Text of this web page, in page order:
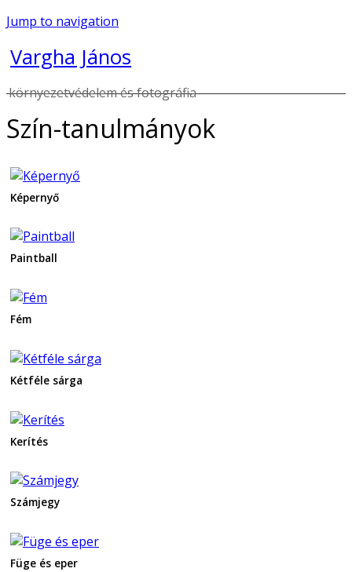
Jump to navigation
Vargha János
környezetvédelem és fotográfia
Szín-tanulmányok
Képernyő
Paintball
Fém
Kétféle sárga
Kerítés
Számjegy
Füge és eper